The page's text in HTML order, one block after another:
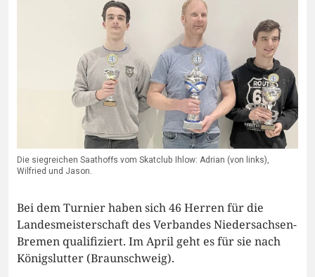
Die siegreichen Saathoffs vom Skatclub Ihlow: Adrian (von links),
Wilfried und Jason.
Bei dem Turnier haben sich 46 Herren für die
Landesmeisterschaft des Verbandes Niedersachsen-
Bremen qualifiziert. Im April geht es für sie nach
Königslutter (Braunschweig).